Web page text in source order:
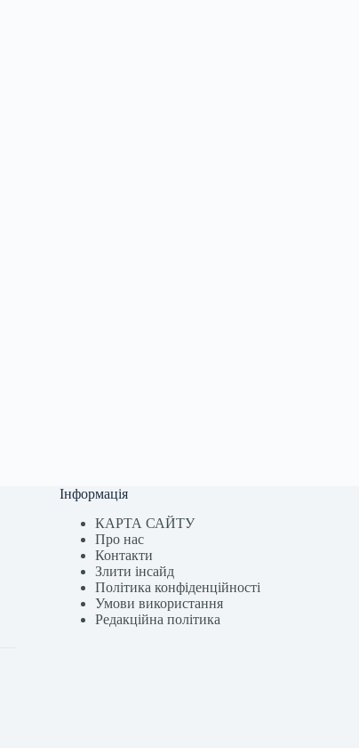
Інформація
КАРТА САЙТУ
Про нас
Контакти
Злити інсайд
Політика конфіденційності
Умови використання
Редакційна політика